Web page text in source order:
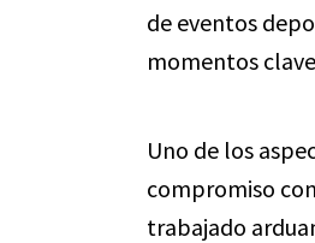
de eventos
momentos
Uno de los
compromiso
trabajado